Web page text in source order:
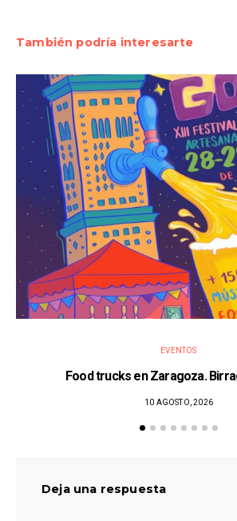
También podría interesarte
EVENTOS
Food trucks en Zaragoza.
10 AGOSTO, 2026
Deja una respuesta